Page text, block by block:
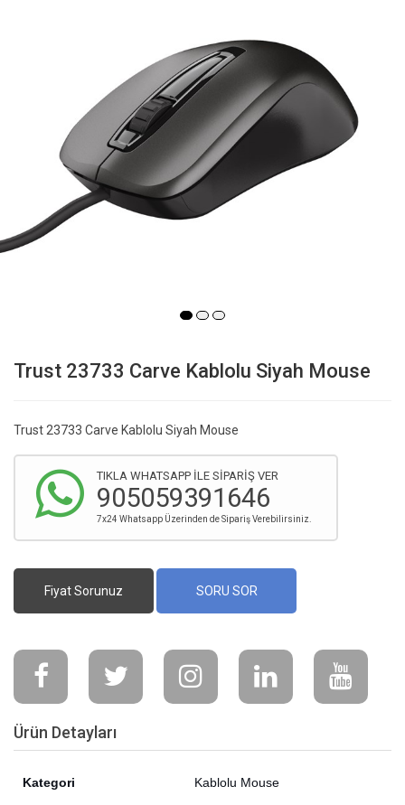
Trust 23733 Carve Kablolu Siyah Mouse
Trust 23733 Carve Kablolu Siyah Mouse
TIKLA WHATSAPP İLE SİPARİŞ VER
905059391646
7x24 Whatsapp Üzerinden de Sipariş Verebilirsiniz.
Fiyat Sorunuz SORU SOR
Ürün Detayları
Kategori Kablolu Mouse